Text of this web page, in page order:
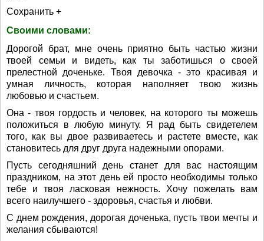
Сохранить +
Своими словами:
Дорогой брат, мне очень приятно быть частью жизни
твоей семьи и видеть, как ты заботишься о своей
прелестной доченьке. Твоя девочка - это красивая и
умная личность, которая наполняет твою жизнь
любовью и счастьем.
Она - твоя гордость и человек, на которого ты можешь
положиться в любую минуту. Я рад быть свидетелем
того, как вы двое развиваетесь и растете вместе, как
становитесь для друг друга надежными опорами.
Пусть сегодняшний день станет для вас настоящим
праздником, на этот день ей просто необходимы только
тебе и твоя ласковая нежность. Хочу пожелать вам
всего наилучшего - здоровья, счастья и любви.
С днем рождения, дорогая доченька, пусть твои мечты и
желания сбываются!